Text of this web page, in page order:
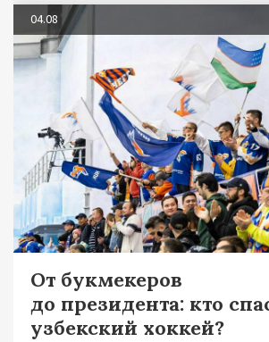
04.08
От букмекеров
до президента: кто
узбекский хоккей?